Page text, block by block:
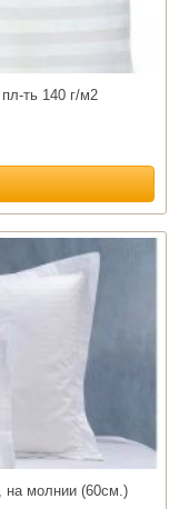
ть 140 г/м2
на молнии (60см.)